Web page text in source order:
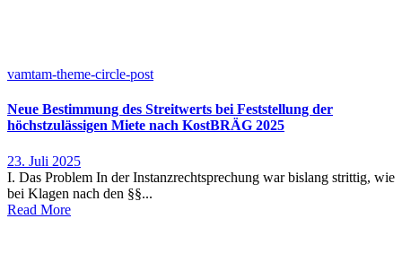
vamtam-theme-circle-post
Neue Bestimmung des Streitwerts bei Feststellung der
höchstzulässigen Miete nach KostBRÄG 2025
23. Juli 2025
I. Das Problem In der Instanzrechtsprechung war bislang strittig, wie
bei Klagen nach den §§...
Read More